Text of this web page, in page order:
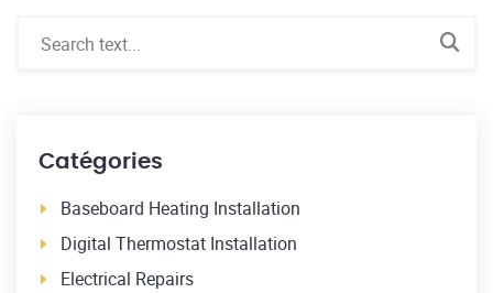
Catégories
Baseboard Heating Installation
Digital Thermostat Installation
Electrical Repairs